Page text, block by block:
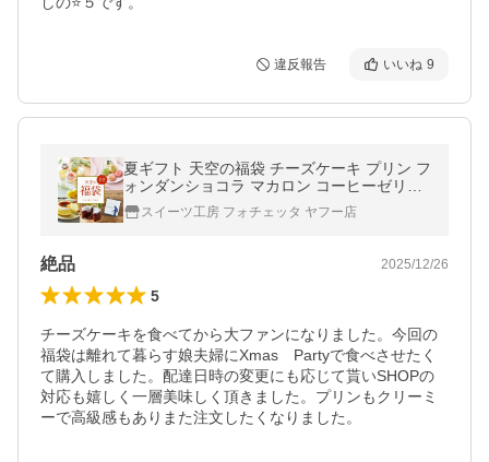
違反報告 いいね 9
夏ギフト 天空の福袋 チーズケーキ プリン フ
ォンダンショコラ マカロン コーヒーゼリー
詰め合わせ 個包装 ギフト お菓子 ヒルナンデ
ス スイーツ工房 フォチェッタ ヤフー店
絶品 2025/12/26
5
チーズケーキを食べてから大ファンになりました。今回の
福袋は離れて暮らす娘夫婦にXmas　Partyで食べさせたく
て購入しました。配達日時の変更にも応じて貰いSHOPの
対応も嬉しく一層美味しく頂きました。プリンもクリーミ
ーで高級感もありまた注文したくなりました。